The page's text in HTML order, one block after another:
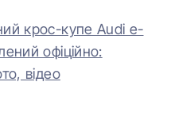
крос-купе Audi e-
офіційно:
відео